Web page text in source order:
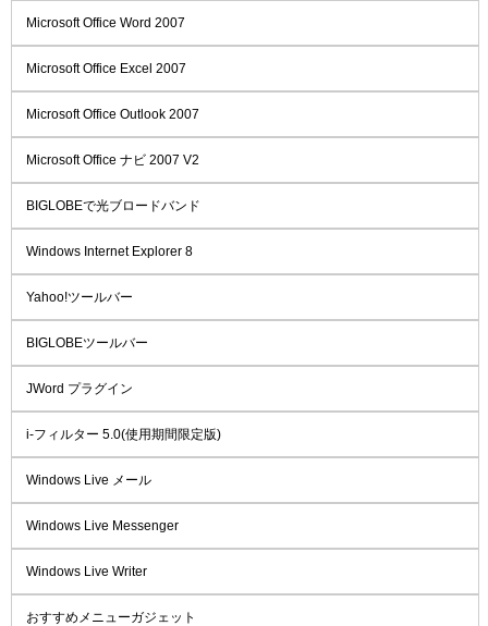
Microsoft Office Word 2007
Microsoft Office Excel 2007
Microsoft Office Outlook 2007
Microsoft Office ナビ 2007 V2
BIGLOBEで光ブロードバンド
Windows Internet Explorer 8
Yahoo!ツールバー
BIGLOBEツールバー
JWord プラグイン
i-フィルター 5.0(使用期間限定版)
Windows Live メール
Windows Live Messenger
Windows Live Writer
おすすめメニューガジェット